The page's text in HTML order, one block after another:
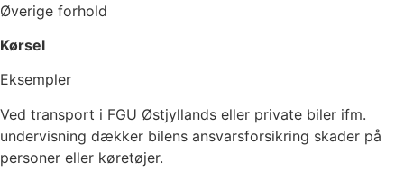
Øverige forhold
Kørsel
Eksempler
Ved transport i FGU Østjyllands eller private biler ifm.
undervisning dækker bilens ansvarsforsikring skader på
personer eller køretøjer.